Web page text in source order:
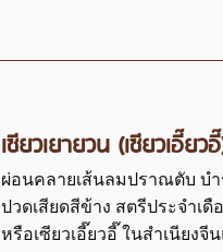
เซียวเยายวน (เซียวเอี๊
ผ่อนคลายเส้นลมปราณตับ บำ
ปวดเสียดสีข้าง สตรีประจำเดื
หรือเซียวเอี๊ยวอี๊ ในสำเนียงจี